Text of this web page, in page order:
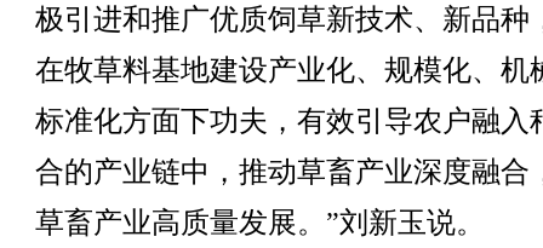
极引进和推广优质饲草新技术、新品种
在牧草料基地建设产业化、规模化、机
标准化方面下功夫，有效引导农户融入
合的产业链中，推动草畜产业深度融合
草畜产业高质量发展。”刘新玉说。